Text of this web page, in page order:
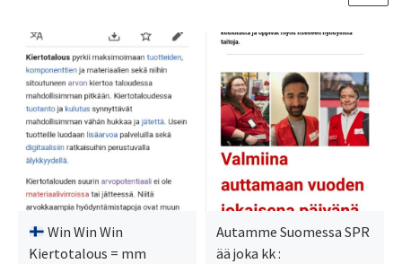
Win Win Win
Kiertotalous = mm
Autamme Suomessa SPR
ää joka kk :